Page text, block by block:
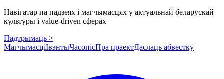
Навігатар па падзеях і магчымасцях у актуальнай беларускай
культуры і value-driven сферах
Падтрымаць >
МагчымасціІвэнтыЧасопісПра праектДаслаць абвестку